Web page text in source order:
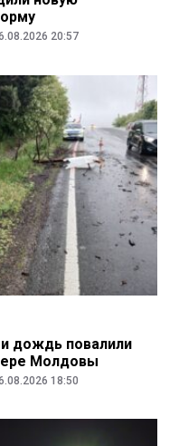
20:57
дождь повалили
Молдовы
18:50